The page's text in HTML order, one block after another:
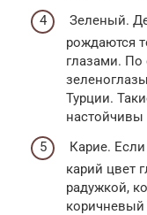
Зеленый.
рождаются
глазами. По
Турции.
Карие.
карий цвет
радужкой,
коричневый